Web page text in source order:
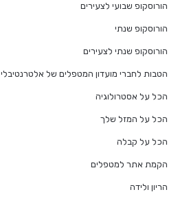
הורוסקופ שבועי לצעירים
הורוסקופ שנתי
הורוסקופ שנתי לצעירים
הטבות לחברי מועדון המטפלים של אלטרנטיבלי
הכל על אסטרולוגיה
הכל על המזל שלך
הכל על קבלה
הקמת אתר למטפלים
הריון ולידה